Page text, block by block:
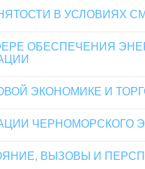
В УСЛОВИЯХ
ОБЕСПЕЧЕНИЯ
ЭКОНОМИКЕ И
ЧЕРНОМОРСКОГО
ВЫЗОВЫ И